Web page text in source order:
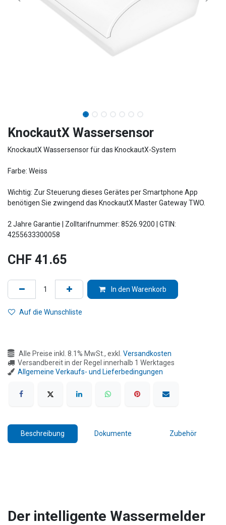
KnockautX Wassersensor
KnockautX Wassersensor für das KnockautX-System
Farbe: Weiss
Wichtig: Zur Steuerung dieses Gerätes per Smartphone App
benötigen Sie zwingend das KnockautX Master Gateway TWO.
2 Jahre Garantie | Zolltarifnummer: 8526.9200 | GTIN:
4255633300058
CHF 41.65
In den Warenkorb
Auf die Wunschliste
Alle Preise inkl. 8.1% MwSt., exkl. Versandkosten
Versandbereit in der Regel innerhalb 1 Werktages
Allgemeine Verkaufs- und Lieferbedingungen
Beschreibung Dokumente Zubehör
Der intelligente Wassermelder